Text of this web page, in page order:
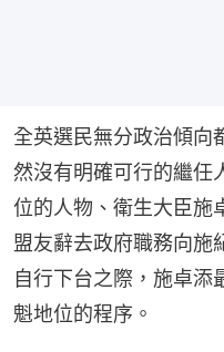
全英選民無分政治傾向
然沒有明確可行的繼任
位的人物、衛生大臣
盟友辭去政府職務向施
自行下台之際，施卓添
魁地位的程序。